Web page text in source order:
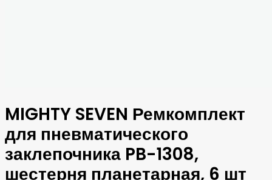
MIGHTY SEVEN Ремкомплект
для пневматического
заклепочника PB-1308,
шестерня планетарная, 6 шт